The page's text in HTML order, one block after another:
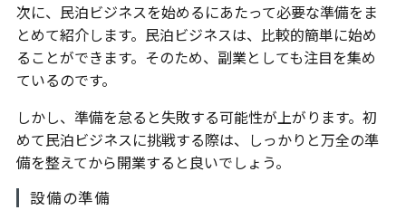
次に、民泊ビジネスを始めるにあたって必要な準備をま
とめて紹介します。民泊ビジネスは、比較的簡単に始め
ることができます。そのため、副業としても注目を集め
ているのです。
しかし、準備を怠ると失敗する可能性が上がります。初
めて民泊ビジネスに挑戦する際は、しっかりと万全の準
備を整えてから開業すると良いでしょう。
設備の準備